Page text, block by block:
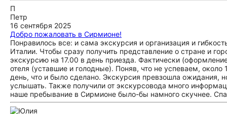
П
Петр
16 сентября 2025
Добро пожаловать в Сирмионе!
Понравилось все: и сама экскурсия и организация и
Италии. Чтобы сразу получить представление о стране и
экскурсию на 17.00 в день приезда. Фактически
отеля (уставшие и голодные). Поняв, что не успеваем,
день, что и было сделано. Экскурсия превзошла
услышать. Также получили от экскурсовода много
наше пребывание в Сирмионе было-бы намного скучнее.